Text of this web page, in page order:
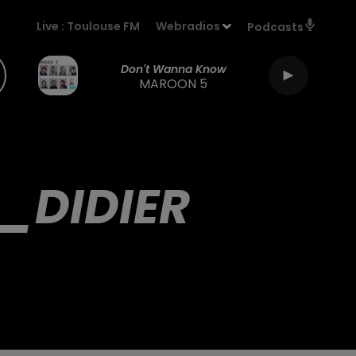
Live : Toulouse FM Webradios Podcasts
Don't Wanna Know
MAROON 5